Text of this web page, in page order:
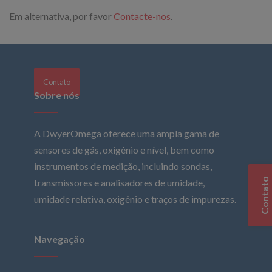
Em alternativa, por favor Contacte-nos.
Contato
Contato
Sobre nós
A DwyerOmega oferece uma ampla gama de
sensores de gás, oxigênio e nível, bem como
instrumentos de medição, incluindo sondas,
transmissores e analisadores de umidade,
umidade relativa, oxigênio e traços de impurezas.
Navegação